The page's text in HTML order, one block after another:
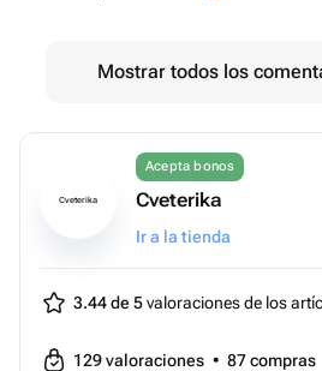
Mostrar todos los
Cveterika
Acepta bonos
Cveterika
Ir a la tienda
3.44 de 5valoraciones de los
129valoraciones • 87compras